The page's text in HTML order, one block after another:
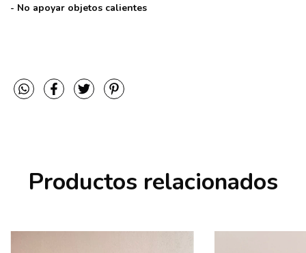
- No apoyar objetos calientes
Productos relacionados